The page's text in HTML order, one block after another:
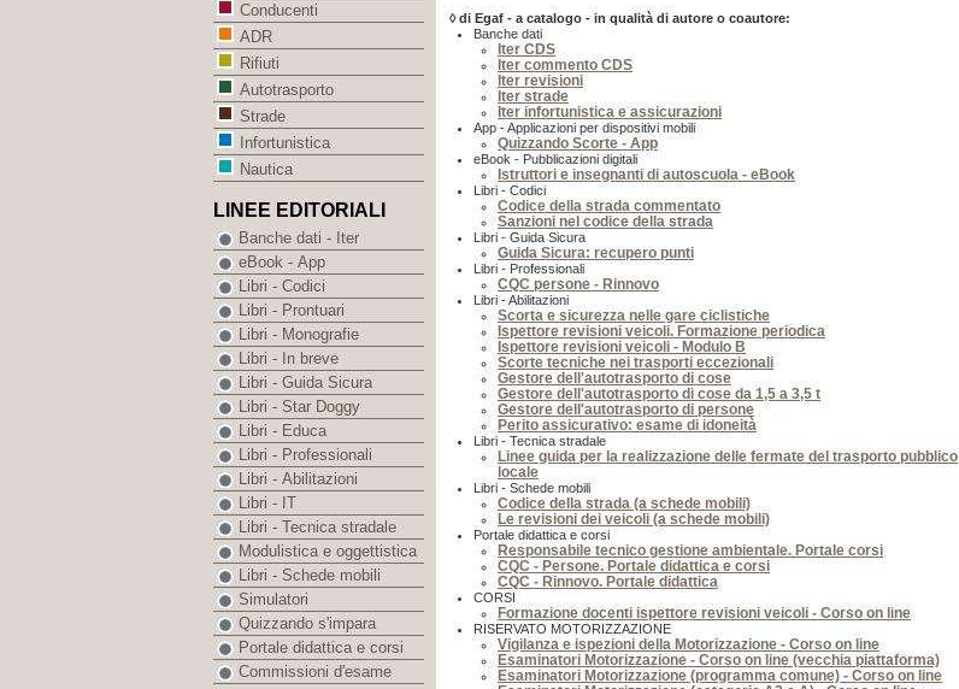
◊ di Egaf - a catalogo - in qualità di autore o coautore:
Banche dati
Iter CDS
Iter commento CDS
Iter revisioni
Iter strade
Iter infortunistica e assicurazioni
App - Applicazioni per dispositivi mobili
Quizzando Scorte - App
eBook - Pubblicazioni digitali
Istruttori e insegnanti di autoscuola - eBook
Libri - Codici
Codice della strada commentato
Sanzioni nel codice della strada
Libri - Guida Sicura
Guida Sicura: recupero punti
Libri - Professionali
CQC persone - Rinnovo
Libri - Abilitazioni
Scorta e sicurezza nelle gare ciclistiche
Ispettore revisioni veicoli. Formazione periodica
Ispettore revisioni veicoli - Modulo B
Scorte tecniche nei trasporti eccezionali
Gestore dell'autotrasporto di cose
Gestore dell'autotrasporto di cose da 1,5 a 3,5 t
Gestore dell'autotrasporto di persone
Perito assicurativo: esame di idoneità
Libri - Tecnica stradale
Linee guida per la realizzazione delle fermate del trasporto pubblico
locale
Libri - Schede mobili
Codice della strada (a schede mobili)
Le revisioni dei veicoli (a schede mobili)
Portale didattica e corsi
Responsabile tecnico gestione ambientale. Portale corsi
CQC - Persone. Portale didattica e corsi
CQC - Rinnovo. Portale didattica
CORSI
Formazione docenti ispettore revisioni veicoli - Corso on line
RISERVATO MOTORIZZAZIONE
Vigilanza e ispezioni della Motorizzazione - Corso on line
Esaminatori Motorizzazione - Corso on line (vecchia piattaforma)
Esaminatori Motorizzazione (programma comune) - Corso on line
Conducenti
ADR
Rifiuti
Autotrasporto
Strade
Infortunistica
Nautica
LINEE EDITORIALI
Banche dati - Iter
eBook - App
Libri - Codici
Libri - Prontuari
Libri - Monografie
Libri - In breve
Libri - Guida Sicura
Libri - Star Doggy
Libri - Educa
Libri - Professionali
Libri - Abilitazioni
Libri - IT
Libri - Tecnica stradale
Modulistica e oggettistica
Libri - Schede mobili
Simulatori
Quizzando s'impara
Portale didattica e corsi
Commissioni d'esame